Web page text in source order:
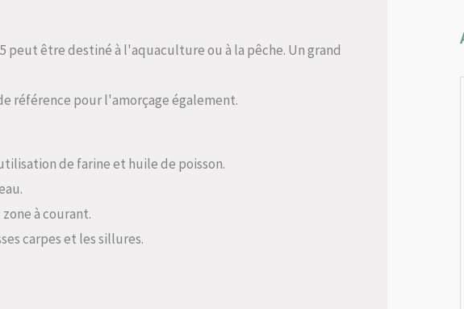
peut être destiné à l'aquaculture ou à la pêche. Un grand
référence pour l'amorçage également.
de farine et huile de poisson.
à courant.
carpes et les sillures.